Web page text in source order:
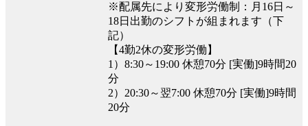
※配属先により変形労働制：月16日～
18日出勤のシフトが組まれます（下
記）
【4勤2休の変形労働】
1）8:30～19:00 休憩70分 [実働]9時間20
分
2）20:30～翌7:00 休憩70分 [実働]9時間
20分